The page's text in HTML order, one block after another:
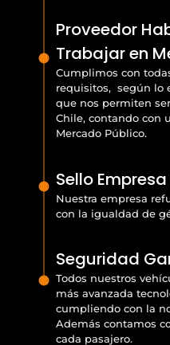
Proveedor
Trabajar en
Cumplimos con
requisitos, según lo
que nos permiten
Chile, contando con
Mercado Público.
Sello
Nuestra empresa
con la igualdad de
Seguridad
Todos nuestros
más avanzada
cumpliendo con la
Además contamos
cada pasajero.